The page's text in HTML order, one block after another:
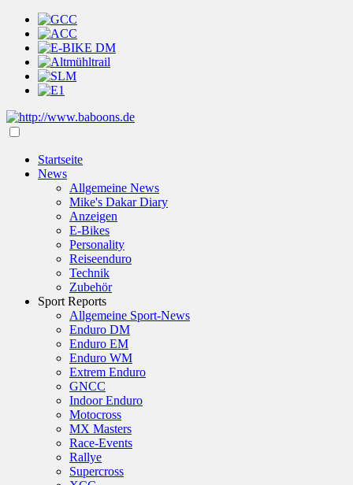
Startseite
News
Allgemeine News
Mike's Dakar Diary
Anzeigen
E-Bikes
Personality
Reiseenduro
Technik
Zubehör
Sport Reports
Allgemeine Sport-News
Enduro DM
Enduro EM
Enduro WM
Extrem Enduro
GNCC
Indoor Enduro
Motocross
MX Masters
Race-Events
Rallye
Supercross